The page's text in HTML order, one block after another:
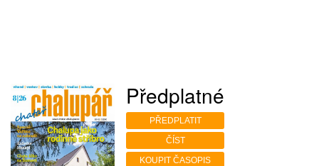
Předplatné
PŘEDPLATIT
ČÍST
KOUPIT ČASOPIS